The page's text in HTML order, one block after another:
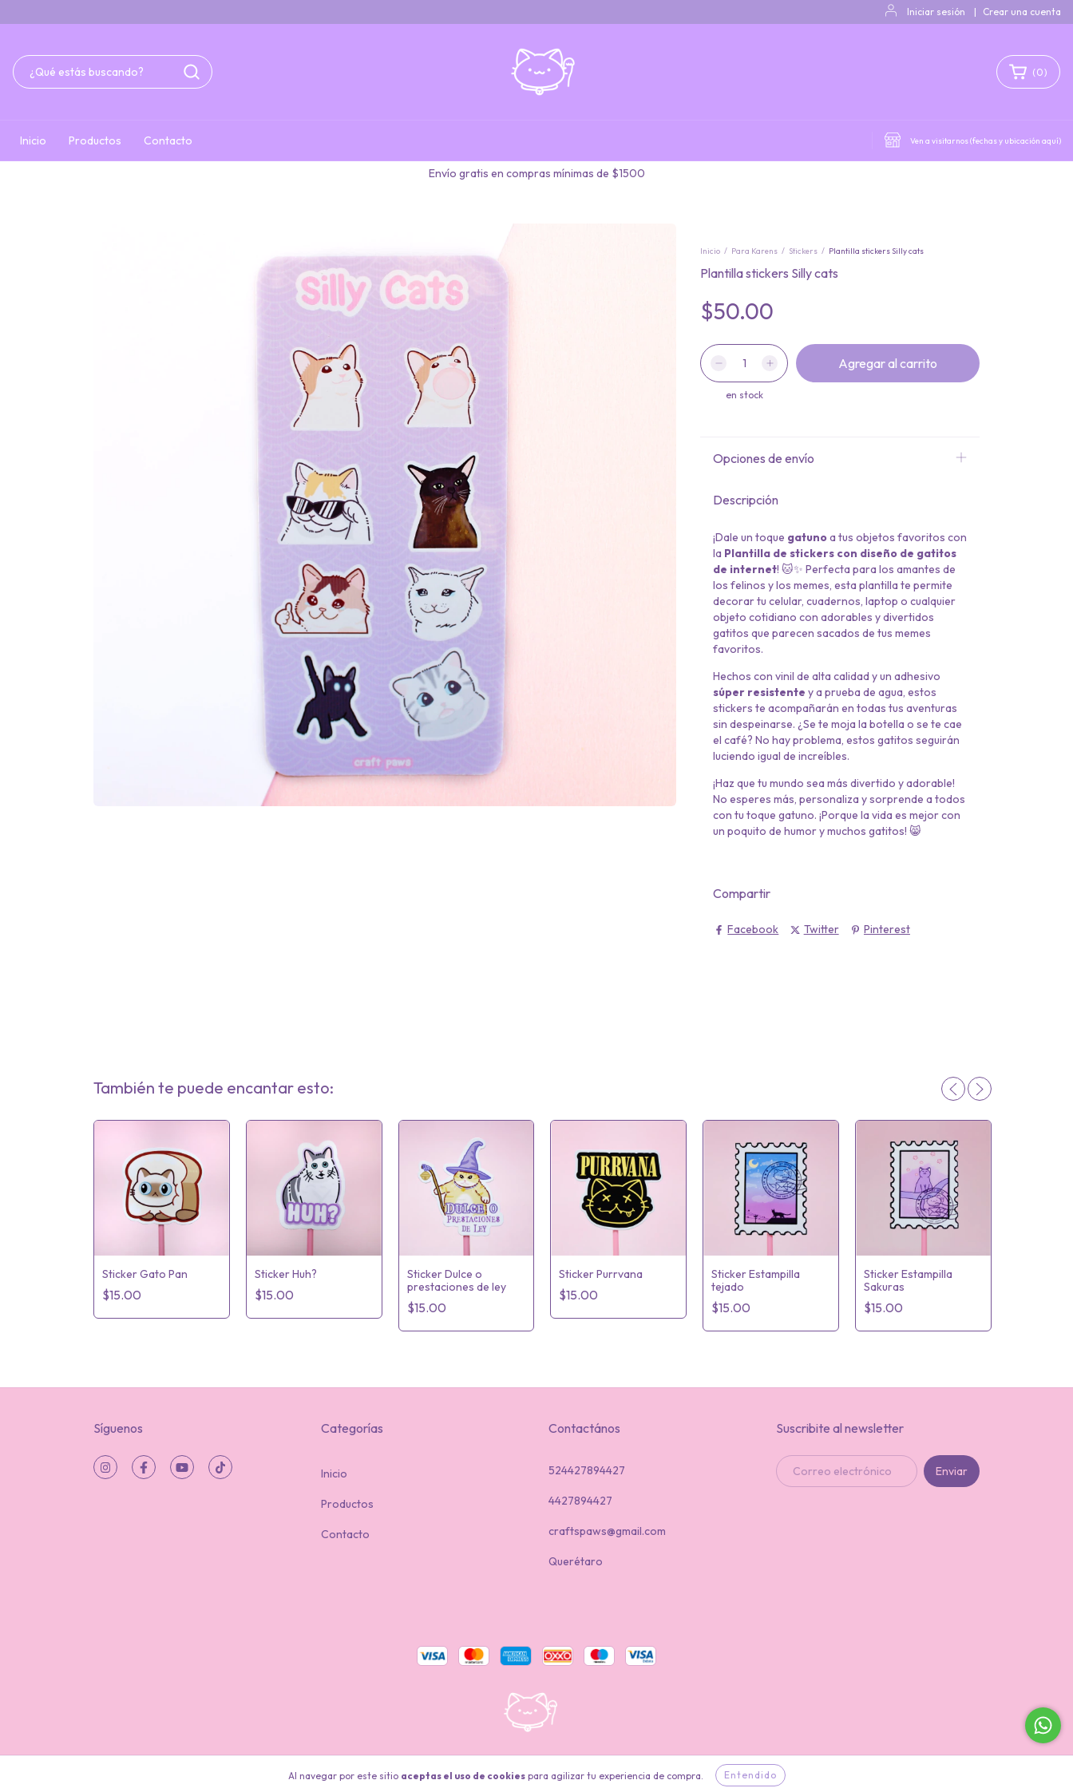
Iniciar sesión | Crear una cuenta
Envío gratis en compras mínimas de $1500
(0)
Inicio Productos Contacto Ven a visitarnos (fechas y ubicación aquí)
Al navegar por este sitio aceptas el uso de cookiespara agilizar tu experiencia de compra. Entendido
Inicio / Para Karens / Stickers / Plantilla stickers Silly cats
Plantilla stickers Silly cats
$50.00
en stock
Opciones de envío
Descripción
¡Dale un toque gatunoa tus objetos favoritos con
la Plantilla de stickers con diseño de gatitos
de internet! 🐱✨ Perfecta para los amantes de
los felinos y los memes, esta plantilla te permite
decorar tu celular, cuadernos, laptop o cualquier
objeto cotidiano con adorables y divertidos
gatitos que parecen sacados de tus memes
favoritos.
Hechos con vinil de alta calidad y un adhesivo
súper resistente y a prueba de agua, estos
stickers te acompañarán en todas tus aventuras
sin despeinarse. ¿Se te moja la botella o se te cae
el café? No hay problema, estos gatitos seguirán
luciendo igual de increíbles.
¡Haz que tu mundo sea más divertido y adorable!
No esperes más, personaliza y sorprende a todos
con tu toque gatuno. ¡Porque la vida es mejor con
un poquito de humor y muchos gatitos! 😸
Compartir
Facebook Twitter Pinterest
También te puede encantar esto:
Sticker Gato Pan
$15.00
Sticker Huh?
$15.00
Sticker Dulce o
prestaciones de ley
$15.00
Sticker Purrvana
$15.00
Sticker Estampilla
tejado
$15.00
Sticker Estampilla
Sakuras
$15.00
Síguenos Categorías
Inicio
Productos
Contacto
Contactános
524427894427
4427894427
craftspaws@gmail.com
Querétaro
Suscribite al newsletter
Copyright Craft Paws Studio - 2026. Todos los derechos reservados.